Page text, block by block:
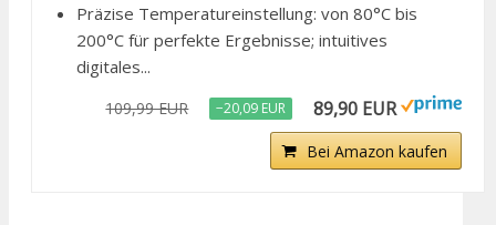
Präzise Temperatureinstellung: von 80°C bis
200°C für perfekte Ergebnisse; intuitives
digitales...
109,99 EUR −20,09 EUR 89,90 EUR
Bei Amazon kaufen